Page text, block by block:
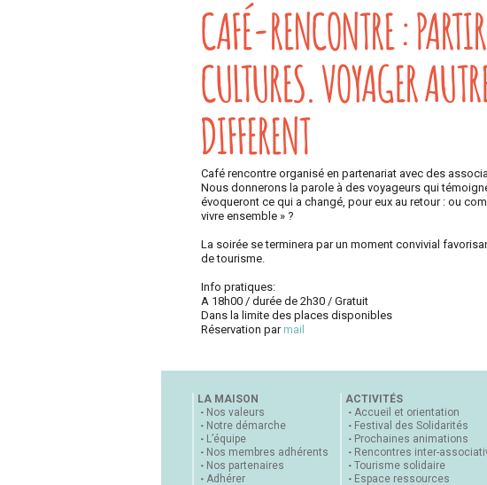
CAFÉ-RENCONTRE :
CULTURES. VOYAGER
DIFFERENT
Café rencontre organisé en partenariat avec des
Nous donnerons la parole à des voyageurs qui
évoqueront ce qui a changé, pour eux au retour : ou
vivre ensemble » ?
La soirée se terminera par un moment convivial
de tourisme.
Info pratiques:
A 18h00 / durée de 2h30 / Gratuit
Dans la limite des places disponibles
Réservation parmail
LA MAISON
Nos valeurs
Notre démarche
L’équipe
Nos membres adhérents
Nos partenaires
Adhérer
ACTIVITÉS
Accueil et orientation
Festival des Solidarités
Prochaines animations
Rencontres inter-
Tourisme solidaire
Espace ressources